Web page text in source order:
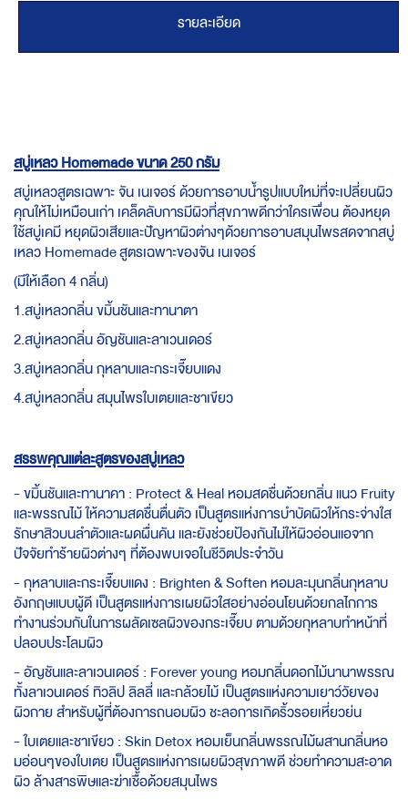
รายละเอียด
สบู่เหลว Homemade ขนาด 250 กรัม
สบู่เหลวสูตรเฉพาะ จัน เนเจอร์ ด้วยการอาบน้ำรูปแบบใหม่ที่จะเปลี่ยนผิว
คุณให้ไม่เหมือนเก่า เคล็ดลับการมีผิวที่สุขภาพดีกว่าใครเพื่อน ต้องหยุด
ใช้สบู่เคมี หยุดผิวเสียและปัญหาผิวต่างๆด้วยการอาบสมุนไพรสดจากสบู่
เหลว Homemade สูตรเฉพาะของจัน เนเจอร์
(มีให้เลือก 4 กลิ่น)
1.สบู่เหลวกลิ่น ขมิ้นชันและทานาตา
2.สบู่เหลวกลิ่น อัญชันและลาเวนเดอร์
3.สบู่เหลวกลิ่น กุหลาบและกระเจี๊ยบแดง
4.สบู่เหลวกลิ่น สมุนไพรใบเตยและชาเขียว
สรรพคุณแต่ละสูตรของสบู่เหลว
- ขมิ้นชันและทานาคา : Protect & Heal หอมสดชื่นด้วยกลิ่น แนว Fruity
และพรรณไม้ ให้ความสดชื่นตื่นตัว เป็นสูตรแห่งการบำบัดผิวให้กระจ่างใส
รักษาสิวบนลำตัวและผดผื่นคัน และยังช่วยป้องกันไม่ให้ผิวอ่อนแอจาก
ปัจจัยทำร้ายผิวต่างๆ ที่ต้องพบเจอในชีวิตประจำวัน
- กุหลาบและกระเจี๊ยบแดง : Brighten & Soften หอมละมุนกลิ่นกุหลาบ
อังกฤษแบบผู้ดี เป็นสูตรแห่งการเผยผิวใสอย่างอ่อนโยนด้วยกลไกการ
ทำงานร่วมกันในการผลัดเซลผิวของกระเจี๊ยบ ตามด้วยกุหลาบทำหน้าที่
ปลอบประโลมผิว
- อัญชันและลาเวนเดอร์ : Forever young หอมกลิ่นดอกไม้นานาพรรณ
ทั้งลาเวนเดอร์ ทิวลิป ลิลลี่ และกล้วยไม้ เป็นสูตรแห่งความเยาว์วัยของ
ผิวกาย สำหรับผู้ที่ต้องการถนอมผิว ชะลอการเกิดริ้วรอยเหี่ยวย่น
- ใบเตยและชาเขียว : Skin Detox หอมเย็นกลิ่นพรรณไม้ผสานกลิ่นหอ
มอ่อนๆของใบเตย เป็นสูตรแห่งการเผยผิวสุขภาพดี ช่วยทำความสะอาด
ผิว ล้างสารพิษและฆ่าเชื้อด้วยสมุนไพร